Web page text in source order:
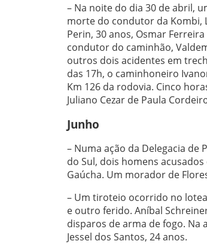
– Na noite do dia 30 de abril,
morte do condutor da Kombi,
Perin, 30 anos, Osmar
condutor do caminhão,
outros dois acidentes em
das 17h, o caminhoneiro
Km 126 da rodovia. Cinco
Juliano Cezar de Paula
Junho
– Numa ação da Delegacia de
do Sul, dois homens
Gaúcha. Um morador de
– Um tiroteio ocorrido no
e outro ferido. Aníbal
disparos de arma de fogo.
Jessel dos Santos, 24 anos.